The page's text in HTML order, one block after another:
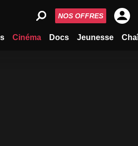
Cinéma Docs Jeunesse
NOS OFFRES